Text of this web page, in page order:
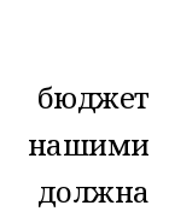
бюджет
должна